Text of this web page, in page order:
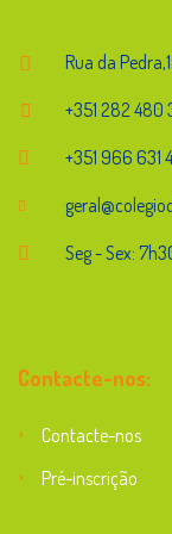
Rua da
+351 282 480
+351 966 631
Seg - Sex:
Contacte-nos:
Contacte-nos
Pré-inscrição